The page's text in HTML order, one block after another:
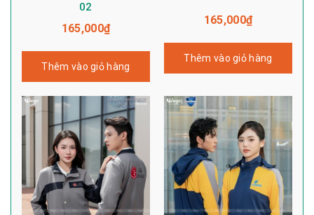
02
165,000₫
Thêm vào giỏ hàng
165,000₫
Thêm vào giỏ hàng